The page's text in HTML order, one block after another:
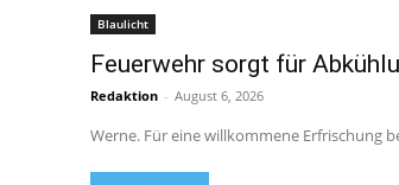
Blaulicht
Feuerwehr sorgt für
Redaktion - August 6, 2026
Werne. Für eine willkommene Erfrischung